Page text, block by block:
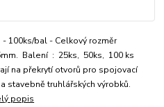
100ks/bal - Celkový rozměr
Balení : 25ks, 50ks, 100 ks
na překrytí otvorů pro spojovací
stavebně truhlářských výrobků.
popis